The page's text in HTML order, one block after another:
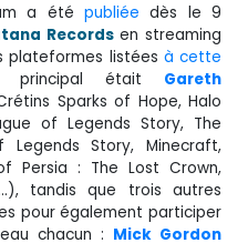
a été publiée dès le 9
Recordsen streaming
plateformes listées à cette
principal était Gareth
Sparks of Hope, Halo
of Legends Story, The
Story, Minecraft,
Persia : The Lost Crown,
tandis que trois autres
pour également participer
chacun : Mick Gordon